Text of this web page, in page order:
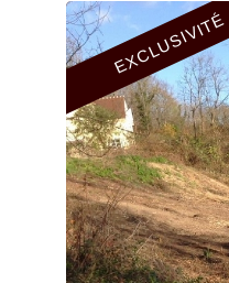
EXCLUSIVITÉ